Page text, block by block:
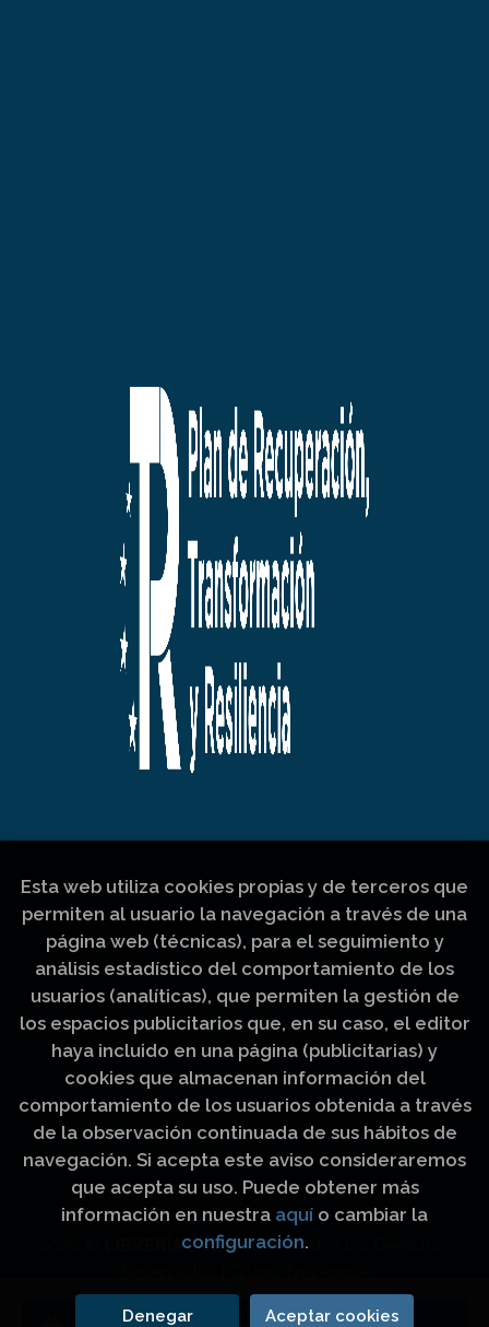
LIBRERÍA LUZ Y VIDA. Todos los Derechos
Esta web utiliza cookies propias y de terceros que
permiten al usuario la navegación a través de una
página web (técnicas), para el seguimiento y
análisis estadístico del comportamiento de los
usuarios (analíticas), que permiten la gestión de
los espacios publicitarios que, en su caso, el editor
haya incluido en una página (publicitarias) y
cookies que almacenan información del
comportamiento de los usuarios obtenida a través
de la observación continuada de sus hábitos de
navegación. Si acepta este aviso consideraremos
que acepta su uso. Puede obtener más
información en nuestra aquí o cambiar la
configuración.
Denegar Aceptar cookies